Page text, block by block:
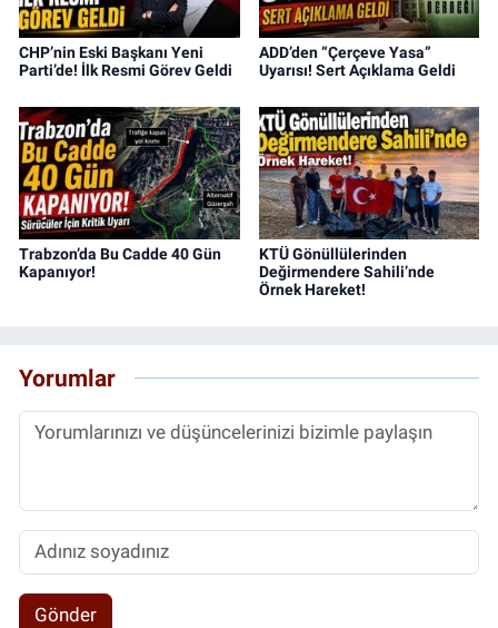
CHP’nin Eski Başkanı Yeni
Parti’de! İlk Resmi Görev Geldi
ADD’den “Çerçeve Yasa”
Uyarısı! Sert Açıklama Geldi
Trabzon’da Bu Cadde 40 Gün
Kapanıyor!
KTÜ Gönüllülerinden
Değirmendere Sahili’nde
Örnek Hareket!
Yorumlar
Gönder